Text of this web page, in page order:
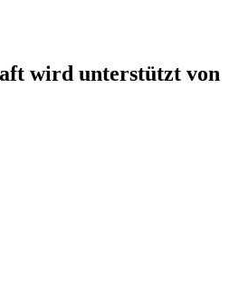
wird unterstützt von